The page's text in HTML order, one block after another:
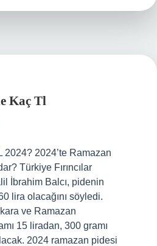
Kaç Tl
2024? 2024’te Ramazan
Türkiye Fırıncılar
İbrahim Balcı, pidenin
lira olacağını söyledi.
ve Ramazan
15 liradan, 300 gramı
2024 ramazan pidesi